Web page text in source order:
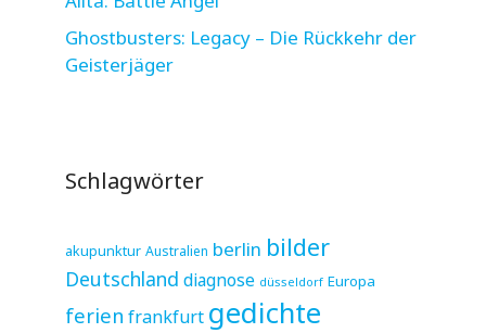
Ghostbusters: Legacy – Die Rückkehr der
Geisterjäger
Schlagwörter
akupunktur Australien berlin bilder
Deutschland diagnose düsseldorf Europa
ferien frankfurt gedichte